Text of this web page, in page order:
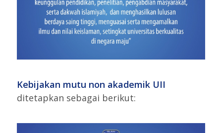
Kebijakan mutu non akademik UII
ditetapkan sebagai berikut: